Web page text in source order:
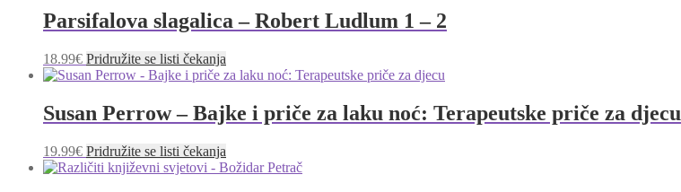
Parsifalova slagalica – Robert Ludlum 1 – 2
18.99€ Pridružite se listi čekanja
Susan Perrow – Bajke i priče za laku noć: Terapeutske priče za djecu
19.99€ Pridružite se listi čekanja